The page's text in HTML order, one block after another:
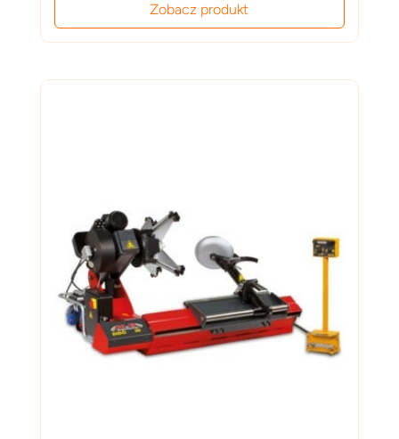
wynosiła:
13,000.00 zł.
wynosi:
11,500.00 zł.
Zobacz produkt